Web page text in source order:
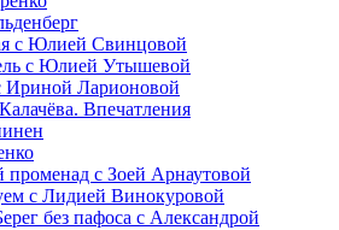
с Юлией Свинцовой
с Юлией Утышевой
Ириной Ларионовой
Впечатления
променад с Зоей Арнаутовой
с Лидией Винокуровой
без пафоса с Александрой